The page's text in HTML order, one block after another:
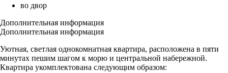
во двор
Дополнительная информация
Дополнительная информация
Уютная, светлая однокомнатная квартира, расположена в пяти
минутах пешим шагом к морю и центральной набережной.
Квартира укомплектована следующим образом: